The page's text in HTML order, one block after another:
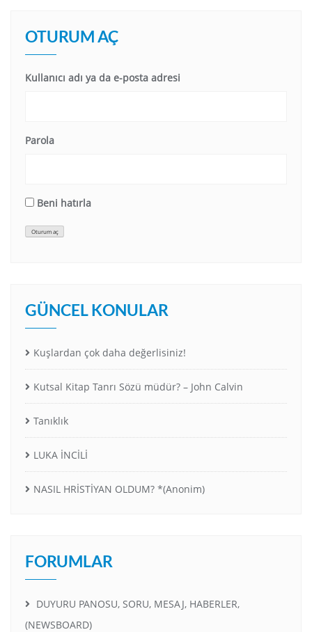
OTURUM AÇ
Kullanıcı adı ya da e-posta adresi
Parola
Beni hatırla
Oturum aç
GÜNCEL KONULAR
Kuşlardan çok daha değerlisiniz!
Kutsal Kitap Tanrı Sözü müdür? – John Calvin
Tanıklık
LUKA İNCİLİ
NASIL HRİSTİYAN OLDUM? *(Anonim)
FORUMLAR
DUYURU PANOSU, SORU, MESAJ, HABERLER,
(NEWSBOARD)